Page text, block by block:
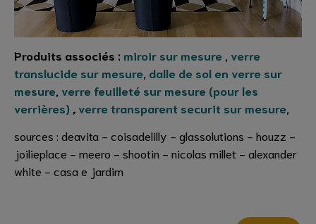
Produits associés : miroir sur mesure , verre
translucide sur mesure, dalle de sol en verre sur
mesure, verre feuilleté sur mesure (pour les
verrières) , verre transparent securit sur mesure,
sources : deavita - coisadelilly - glassolutions - houzz -
joilieplace - meero - shootin - nicolas millet - alexander
white - casa e jardim